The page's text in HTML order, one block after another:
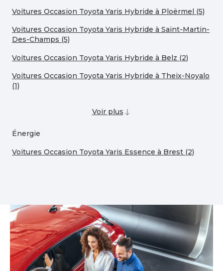
Voitures Occasion Toyota Yaris Hybride à Ploërmel (5)
Voitures Occasion Toyota Yaris Hybride à Saint-Martin-
Des-Champs (5)
Voitures Occasion Toyota Yaris Hybride à Belz (2)
Voitures Occasion Toyota Yaris Hybride à Theix-Noyalo
(1)
Voir plus
Énergie
Voitures Occasion Toyota Yaris Essence à Brest (2)